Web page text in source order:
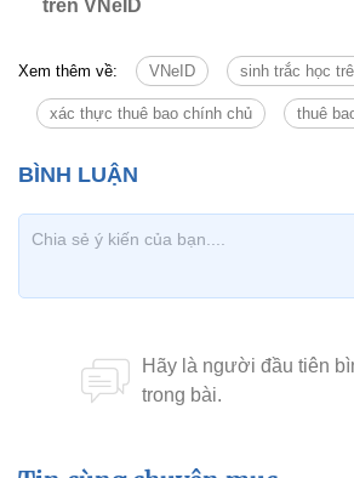
trên VNeID
Xem thêm về: VNeID sinh trắc học
xác thực thuê bao chính chủ thuê